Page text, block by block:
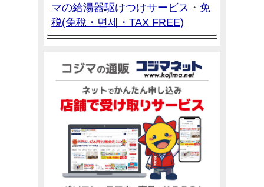
マの給湯器駆けつけサービス ・ 免
税(免稅・면세・TAX FREE)